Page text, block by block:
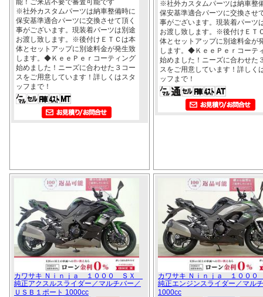
※社外カスタムパーツは納車整備時に
保安基準適合パーツに交換させて頂く
事がございます。現装着パーツは別途
お渡し致します。※後付けＥＴＣは本
体とセットアップに別途料金が発生致
します。◆ＫｅｅＰｅｒコーティング
始めました！ニーズに合わせた３コー
スをご用意しています！詳しくはスタ
ッフまで！
※社外カスタムパーツは納車整
保安基準適合パーツに交換させ
事がございます。現装着パーツ
お渡し致します。※後付けＥＴ
体とセットアップに別途料金が
します。◆ＫｅｅＰｅｒコーテ
始めました！ニーズに合わせた
スをご用意しています！詳しく
ッフまで！
カワサキ Ｎｉｎｊａ １０００ ＳＸ
純正アクスルスライダー／マルチバー／
ＵＳＢ１ポート 1000cc
カワサキ Ｎｉｎｊａ １００
純正エンジンスライダー／マル
1000cc